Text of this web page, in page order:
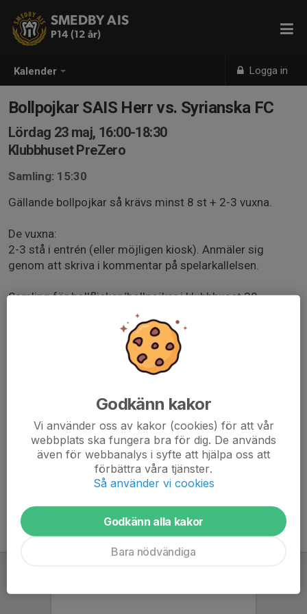
Kalender Logga in
SMEDBY AIS
P14 (12 år)
Bollpojkar SAIS Herr vs. Syrianska FC
Lördag 23 maj, 16:00-18:30
Klubbhuset PreZero
Samling: 15:30
Gällande bollpojkar så krävs minst 8 st + 2-3 vuxna.
De vuxna:
2-3 stå i entrén (eller möjligen kiosk). Anmäler sig
genom att skriva i kommentar på spelarkallelsen.
Samling för bollflickor/bollpojkar i klubbhuset 30
De vuxna som ska stå i entrén vill vi kommer till
klubbhuset 1 timme innan avspark.
(träningskläder). Vid sol - Ta med keps och vattenflaska.
Vid förhinder: Meddela Tessan omgående
Godkänn kakor
Vi använder oss av kakor (cookies) för att vår
webbplats ska fungera bra för dig. De används
även för webbanalys i syfte att hjälpa oss att
förbättra våra tjänster.
Så använder vi cookies
Godkänn alla kakor
Bara nödvändiga